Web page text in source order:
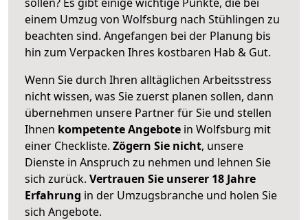
einem Umzug von Wolfsburg nach Stühlingen zu
beachten sind. Angefangen bei der Planung bis
hin zum Verpacken Ihres kostbaren Hab & Gut.
Wenn Sie durch Ihren alltäglichen Arbeitsstress
nicht wissen, was Sie zuerst planen sollen, dann
übernehmen unsere Partner für Sie und stellen
Ihnen kompetente Angebote in Wolfsburg mit
einer Checkliste. Zögern Sie nicht, unsere
Dienste in Anspruch zu nehmen und lehnen Sie
sich zurück. Vertrauen Sie unserer 18 Jahre
Erfahrung in der Umzugsbranche und holen Sie
sich Angebote.